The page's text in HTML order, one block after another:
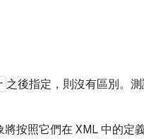
之後指定，則沒有區別。
將按照它們在 XML 中的定